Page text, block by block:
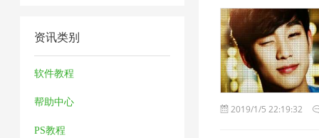
7
4
1
压
缩
1
压
资讯类别
软件教程
帮助中心
PS教程
2019/1/5 22:19:32